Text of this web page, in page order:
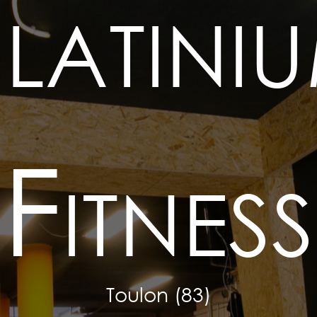
Fitness
Toulon (83)